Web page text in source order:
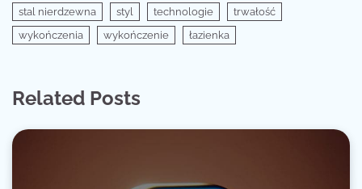
stal nierdzewna styl technologie
trwałość
wykończenia
wykończenie łazienka
Related Posts